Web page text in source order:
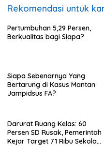
Rekomendasi untuk
Pertumbuhan 5,29 Persen,
Berkualitas bagi Siapa?
Siapa Sebenarnya Yang
Bertarung di Kasus Mantan
Jampidsus FA?
Darurat Ruang Kelas: 60
Persen SD Rusak, Pemerintah
Kejar Target 71 Ribu Sekolah